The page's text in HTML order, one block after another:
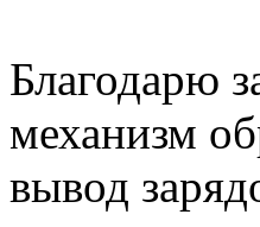
Благодарю
механизм
вывод